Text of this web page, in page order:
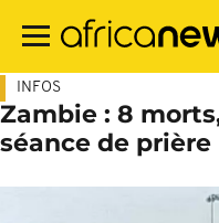
contenu
INFOS
Zambie : 8
séance de prière